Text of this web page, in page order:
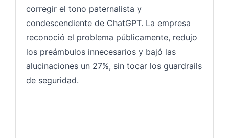
corregir el tono paternalista y
condescendiente de ChatGPT. La empresa
reconoció el problema públicamente, redujo
los preámbulos innecesarios y bajó las
alucinaciones un 27%, sin tocar los guardrails
de seguridad.